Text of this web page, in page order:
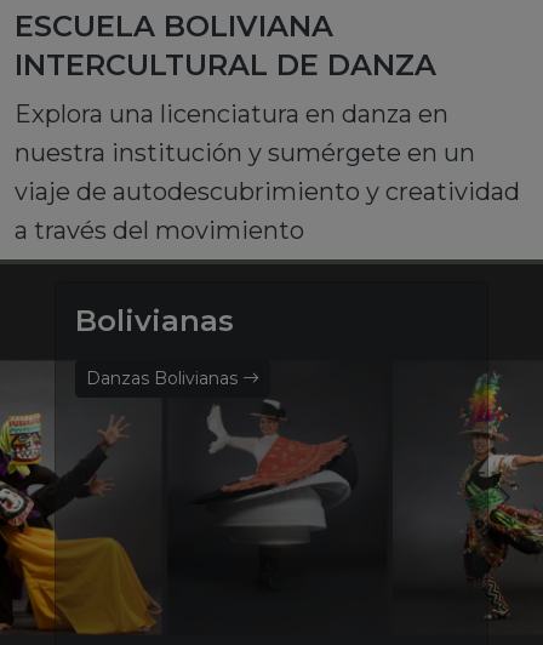
ESCUELA BOLIVIANA
INTERCULTURAL DE DANZA
Explora una licenciatura en danza en
nuestra institución y sumérgete en un
viaje de autodescubrimiento y creatividad
a través del movimiento
Bolivianas
Danzas Bolivianas